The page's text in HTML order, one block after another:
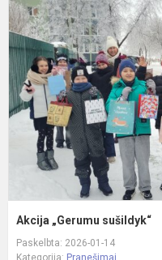
Akcija „Gerumu sušildyk“
Paskelbta: 2026-01-14
Kategorija: Pranešimai